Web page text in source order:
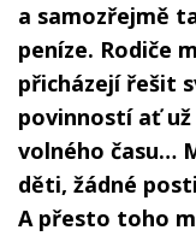
a samozřejmě
peníze. Rodiče
přicházejí řešit
povinností ať
volného času…
děti, žádné
A přesto toho